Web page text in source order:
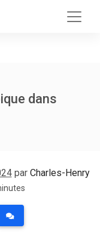
dans
par Charles-Henry